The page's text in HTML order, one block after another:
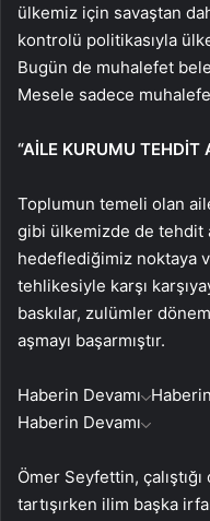
ülkemiz için savaştan
kontrolü politikasıyla
Bugün de muhalefet
Mesele sadece
“AİLE KURUMU TEHDİT
Toplumun temeli olan
gibi ülkemizde de tehdit
hedeflediğimiz noktaya
tehlikesiyle karşı
baskılar, zulümler
aşmayı başarmıştır.
Haberin Devamı
Haberin Devamı
Ömer Seyfettin,
tartışırken ilim başka